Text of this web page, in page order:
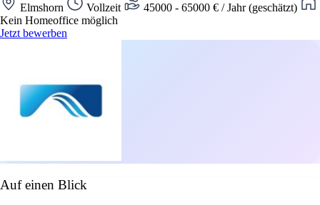
Elmshorn Vollzeit
45000 - 65000 € / Jahr (geschätzt)
Kein Homeoffice möglich
Jetzt bewerben
Auf einen Blick